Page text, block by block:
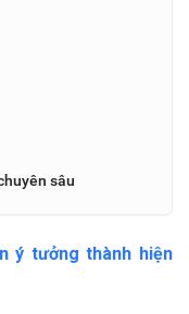
sâu
ý tưởng thành hiện